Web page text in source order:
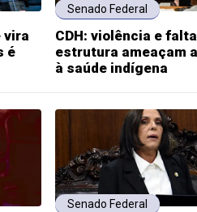
vira
é
Senado Federal
CDH: violência e
estrutura ameaçam
à saúde indígena
Senado Federal